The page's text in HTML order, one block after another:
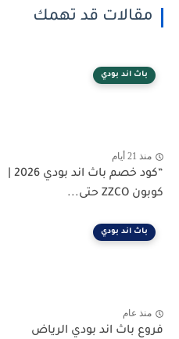
مقالات قد تهمك
باث اند بودي
منذ 21 أيام
كوبون ZZCO حتى...
باث اند بودي
منذ عام
فروع باث اند بودي الرياض